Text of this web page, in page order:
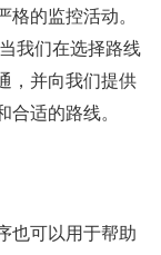
的监控活动。
我们在选择路线
，并向我们提供
合适的路线。
也可以用于帮助